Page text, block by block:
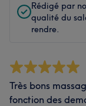
Rédigé par
qualité du
rendre.
Très bons
fonction des